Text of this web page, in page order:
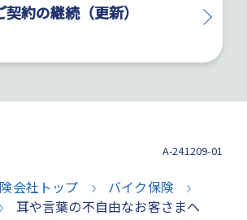
契約の継続（更新）
A-241209-01
会社トップ
バイク保険
耳や言葉の不自由なお客さまへ